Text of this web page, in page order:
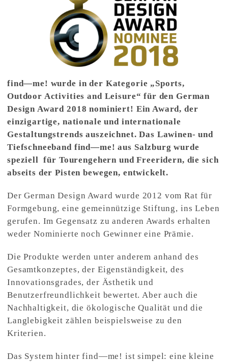
find—me! wurde in der Kategorie „Sports,
Outdoor Activities and Leisure“ für den German
Design Award 2018 nominiert! Ein Award, der
einzigartige, nationale und internationale
Gestaltungstrends auszeichnet. Das Lawinen- und
Tiefschneeband find—me! aus Salzburg wurde
speziell für Tourengehern und Freeridern, die sich
abseits der Pisten bewegen, entwickelt.
Der German Design Award wurde 2012 vom Rat für
Formgebung, eine gemeinnützige Stiftung, ins Leben
gerufen. Im Gegensatz zu anderen Awards erhalten
weder Nominierte noch Gewinner eine Prämie.
Die Produkte werden unter anderem anhand des
Gesamtkonzeptes, der Eigenständigkeit, des
Innovationsgrades, der Ästhetik und
Benutzerfreundlichkeit bewertet. Aber auch die
Nachhaltigkeit, die ökologische Qualität und die
Langlebigkeit zählen beispielsweise zu den
Kriterien.
Das System hinter find—me! ist simpel: eine kleine